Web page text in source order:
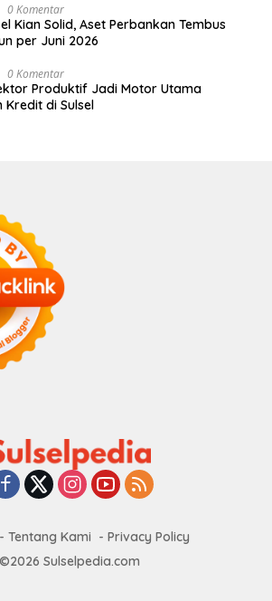
0 Komentar
Kian Solid, Aset Perbankan Tembus
per Juni 2026
0 Komentar
Produktif Jadi Motor Utama
Kredit di Sulsel
Tentang Kami
Privacy Policy
©2026 Sulselpedia.com